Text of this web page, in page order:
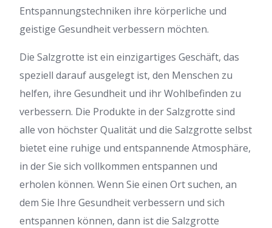
Entspannungstechniken ihre körperliche und
geistige Gesundheit verbessern möchten.
Die Salzgrotte ist ein einzigartiges Geschäft, das
speziell darauf ausgelegt ist, den Menschen zu
helfen, ihre Gesundheit und ihr Wohlbefinden zu
verbessern. Die Produkte in der Salzgrotte sind
alle von höchster Qualität und die Salzgrotte selbst
bietet eine ruhige und entspannende Atmosphäre,
in der Sie sich vollkommen entspannen und
erholen können. Wenn Sie einen Ort suchen, an
dem Sie Ihre Gesundheit verbessern und sich
entspannen können, dann ist die Salzgrotte